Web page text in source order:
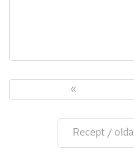
«
Recept / oldal